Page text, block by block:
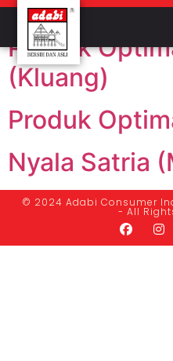
Produk
(Kluang)
Produk
Nyala Satria
© 2024 Adabi Consumer
- All